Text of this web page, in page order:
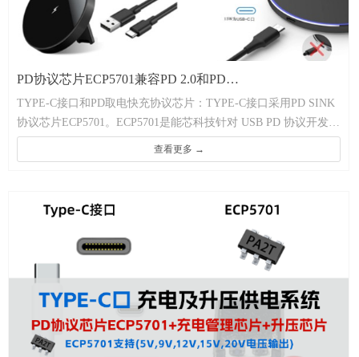
PD协议芯片ECP5701兼容PD 2.0和PD
3.0(5V,9V,12V,15V,20V)，支持 PD 输入多种类型无线充方
案
TYPE-C接口和PD取电快充协议芯片：TYPE-C接口采用PD SINK
协议芯片ECP5701。ECP5701是能芯科技针对 USB PD 协议开发的
一款兼容 USB PD 的通信芯片。输入端主要接 PD 的适配器，输
出端配置输出固定的电压。ECP5701 从支持 USB PD 的适配器取
3.0(5V,9V,12V,15V,20V)，支持 PD 输入 多种类型无线充方案。
查看更多 →